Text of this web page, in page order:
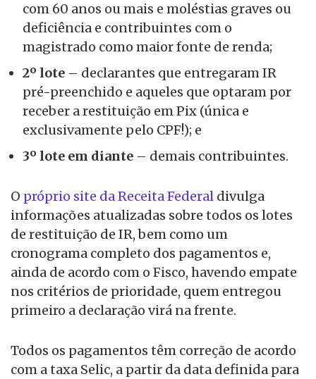
com 60 anos ou mais e moléstias graves ou
deficiência e contribuintes com o
magistrado como maior fonte de renda;
2º lote – declarantes que entregaram IR
pré-preenchido e aqueles que optaram por
receber a restituição em Pix (única e
exclusivamente pelo CPF!); e
3º lote em diante – demais contribuintes.
O próprio site da Receita Federal divulga
informações atualizadas sobre todos os lotes
de restituição de IR, bem como um
cronograma completo dos pagamentos e,
ainda de acordo com o Fisco, havendo empate
nos critérios de prioridade, quem entregou
primeiro a declaração virá na frente.
Todos os pagamentos têm correção de acordo
com a taxa Selic, a partir da data definida para